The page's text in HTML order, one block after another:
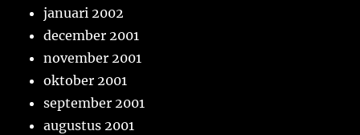
januari 2002
december 2001
november 2001
oktober 2001
september 2001
augustus 2001